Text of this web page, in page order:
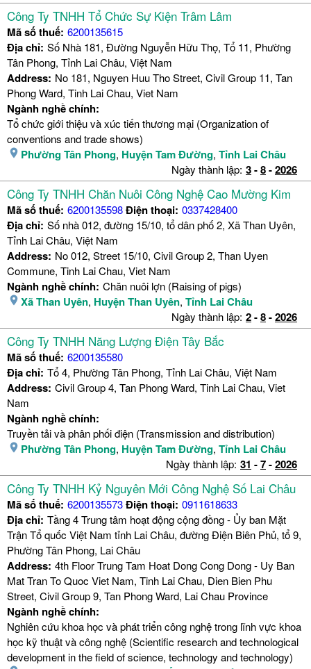
Công Ty TNHH Tổ Chức Sự Kiện Trâm Lâm
Mã số thuế: 6200135615
Địa chỉ: Số Nhà 181, Đường Nguyễn Hữu Thọ, Tổ 11, Phường
Tân Phong, Tỉnh Lai Châu, Việt Nam
Address: No 181, Nguyen Huu Tho Street, Civil Group 11, Tan
Phong Ward, Tinh Lai Chau, Viet Nam
Ngành nghề chính:
Tổ chức giới thiệu và xúc tiến thương mại (Organization of
conventions and trade shows)
Phường Tân Phong, Huyện Tam Đường, Tỉnh Lai Châu
Ngày thành lập: 3-8-2026
Công Ty TNHH Chăn Nuôi Công Nghệ Cao Mường Kim
Mã số thuế: 6200135598Điện thoại: 0337428400
Địa chỉ: Số nhà 012, đường 15/10, tổ dân phố 2, Xã Than Uyên,
Tỉnh Lai Châu, Việt Nam
Address: No 012, Street 15/10, Civil Group 2, Than Uyen
Commune, Tinh Lai Chau, Viet Nam
Ngành nghề chính: Chăn nuôi lợn (Raising of pigs)
Xã Than Uyên, Huyện Than Uyên, Tỉnh Lai Châu
Ngày thành lập: 2-8-2026
Công Ty TNHH Năng Lượng Điện Tây Bắc
Mã số thuế: 6200135580
Địa chỉ: Tổ 4, Phường Tân Phong, Tỉnh Lai Châu, Việt Nam
Address: Civil Group 4, Tan Phong Ward, Tinh Lai Chau, Viet
Nam
Ngành nghề chính:
Truyền tải và phân phối điện (Transmission and distribution)
Phường Tân Phong, Huyện Tam Đường, Tỉnh Lai Châu
Ngày thành lập: 31 -7-2026
Công Ty TNHH Kỷ Nguyên Mới Công Nghệ Số Lai Châu
Mã số thuế: 6200135573Điện thoại: 0911618633
Địa chỉ: Tầng 4 Trung tâm hoạt động cộng đồng - Ủy ban Mặt
Trận Tổ quốc Việt Nam tỉnh Lai Châu, đường Điện Biên Phủ, tổ 9,
Phường Tân Phong, Lai Châu
Address: 4th Floor Trung Tam Hoat Dong Cong Dong - Uy Ban
Mat Tran To Quoc Viet Nam, Tinh Lai Chau, Dien Bien Phu
Street, Civil Group 9, Tan Phong Ward, Lai Chau Province
Ngành nghề chính:
Nghiên cứu khoa học và phát triển công nghệ trong lĩnh vực khoa
học kỹ thuật và công nghệ (Scientific research and technological
development in the field of science, technology and technology)